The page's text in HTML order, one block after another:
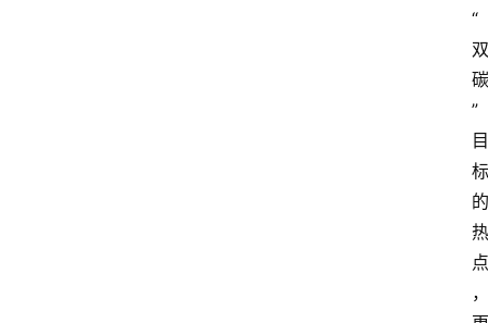
“
双
碳
”
目
标
的
热
点
，